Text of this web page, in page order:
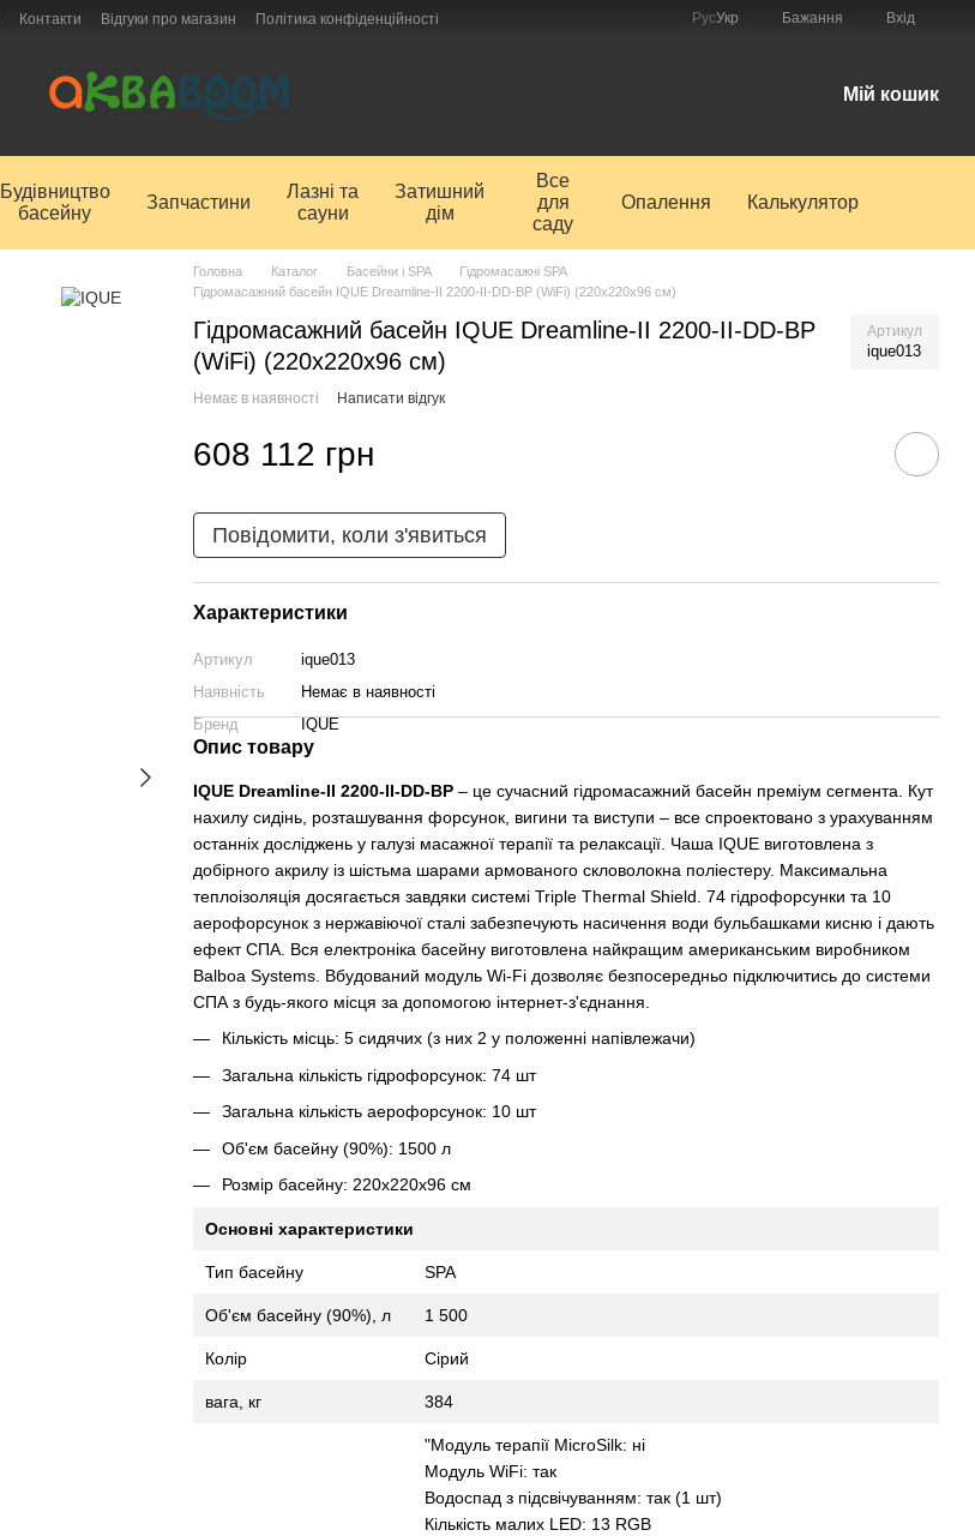
Контакти Відгуки про магазин Політика конфіденційності РусУкр Бажання Вхід
Мій кошик
Будівництво
басейну
Запчастини
Лазні та
сауни
Затишний
дім
Все
для
саду
Опалення Калькулятор
Головна Каталог Басейни і SPA
Гідромасажні SPA
Гідромасажний басейн IQUE Dreamline-II 2200-II-DD-BP (WiFi) (220х220х96 см)
Гідромасажний басейн IQUE Dreamline-II 2200-II-DD-BP
(WiFi) (220х220х96 см)
Артикул
ique013
Немає в наявності Написати відгук
608 112 грн
Повідомити, коли з'явиться
Характеристики
Артикул
ique013
Наявність
Немає в наявності
Бренд
IQUE
Опис товару
IQUE Dreamline-II 2200-II-DD-BP – це сучасний гідромасажний басейн преміум сегмента. Кут
нахилу сидінь, розташування форсунок, вигини та виступи – все спроектовано з урахуванням
останніх досліджень у галузі масажної терапії та релаксації. Чаша IQUE виготовлена з
добірного акрилу із шістьма шарами армованого скловолокна поліестеру. Максимальна
теплоізоляція досягається завдяки системі Triple Thermal Shield. 74 гідрофорсунки та 10
аерофорсунок з нержавіючої сталі забезпечують насичення води бульбашками кисню і дають
ефект СПА. Вся електроніка басейну виготовлена найкращим американським виробником
Balboa Systems. Вбудований модуль Wi-Fi дозволяє безпосередньо підключитись до системи
СПА з будь-якого місця за допомогою інтернет-з'єднання.
Кількість місць: 5 сидячих (з них 2 у положенні напівлежачи)
Загальна кількість гідрофорсунок: 74 шт
Загальна кількість аерофорсунок: 10 шт
Об'єм басейну (90%): 1500 л
Розмір басейну: 220х220х96 см
Основні характеристики
Тип басейну SPA
Об'єм басейну (90%), л 1 500
Колір Сірий
вага, кг 384
"Модуль терапії MicroSilk: ні
Модуль WiFi: так
Водоспад з підсвічуванням: так (1 шт)
Кількість малих LED: 13 RGB